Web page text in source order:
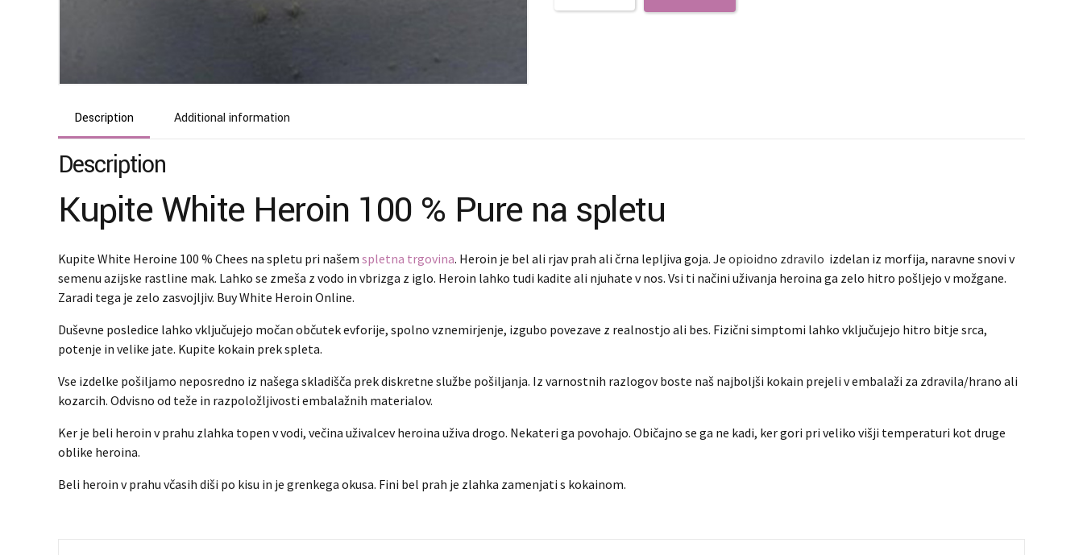
Description Additional information
Description
Kupite White Heroin 100 % Pure na spletu
Kupite White Heroine 100 % Chees na spletu pri našem spletna trgovina. Heroin je bel ali rjav prah ali črna lepljiva goja. Je opioidno zdravilo izdelan iz morfija, naravne snovi v
semenu azijske rastline mak. Lahko se zmeša z vodo in vbrizga z iglo. Heroin lahko tudi kadite ali njuhate v nos. Vsi ti načini uživanja heroina ga zelo hitro pošljejo v možgane.
Zaradi tega je zelo zasvojljiv. Buy White Heroin Online.
Duševne posledice lahko vključujejo močan občutek evforije, spolno vznemirjenje, izgubo povezave z realnostjo ali bes. Fizični simptomi lahko vključujejo hitro bitje srca,
potenje in velike jate. Kupite kokain prek spleta.
Vse izdelke pošiljamo neposredno iz našega skladišča prek diskretne službe pošiljanja. Iz varnostnih razlogov boste naš najboljši kokain prejeli v embalaži za zdravila/hrano ali
kozarcih. Odvisno od teže in razpoložljivosti embalažnih materialov.
Ker je beli heroin v prahu zlahka topen v vodi, večina uživalcev heroina uživa drogo. Nekateri ga povohajo. Običajno se ga ne kadi, ker gori pri veliko višji temperaturi kot druge
oblike heroina.
Beli heroin v prahu včasih diši po kisu in je grenkega okusa. Fini bel prah je zlahka zamenjati s kokainom.